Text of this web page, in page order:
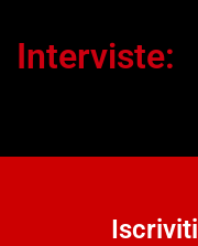
Interviste: